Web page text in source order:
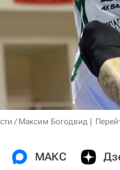
/ Максим Богодвид
МАКС